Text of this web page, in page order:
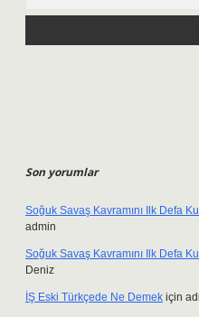
Son yorumlar
Soğuk Savaş Kavramını Ilk Defa
admin
Soğuk Savaş Kavramını Ilk Defa
Deniz
İŞ Eski Türkçede Ne Demek için